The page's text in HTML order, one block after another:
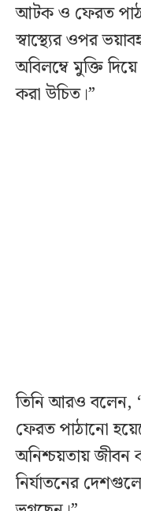
আটক ও ফেরত
স্বাস্থ্যের ওপর
অবিলম্বে মুক্তি
করা উচিত।”
তিনি আরও বলেন,
ফেরত পাঠানো
অনিশ্চয়তায় জীবন
নির্যাতনের